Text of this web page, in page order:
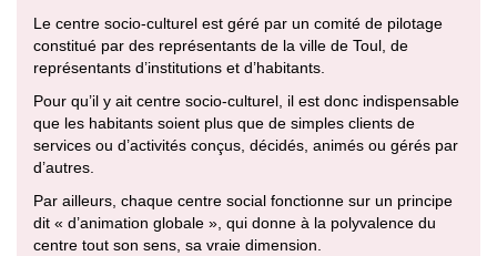
Le centre socio-culturel est géré par un comité de pilotage
constitué par des représentants de la ville de Toul, de
représentants d’institutions et d’habitants.
Pour qu’il y ait centre socio-culturel, il est donc indispensable
que les habitants soient plus que de simples clients de
services ou d’activités conçus, décidés, animés ou gérés par
d’autres.
Par ailleurs, chaque centre social fonctionne sur un principe
dit « d’animation globale », qui donne à la polyvalence du
centre tout son sens, sa vraie dimension.